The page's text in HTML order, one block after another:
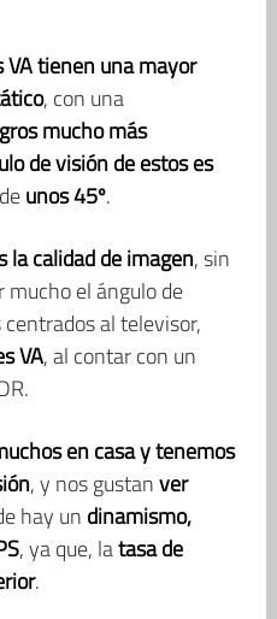
VA tienen una mayor
, con una
mucho más
de visión de estos es
unos 45º.
la calidad de imagen, sin
mucho el ángulo de
al televisor,
VA, al contar con un
en casa y tenemos
, y nos gustanver
hay un dinamismo,
, ya que, latasa de
.